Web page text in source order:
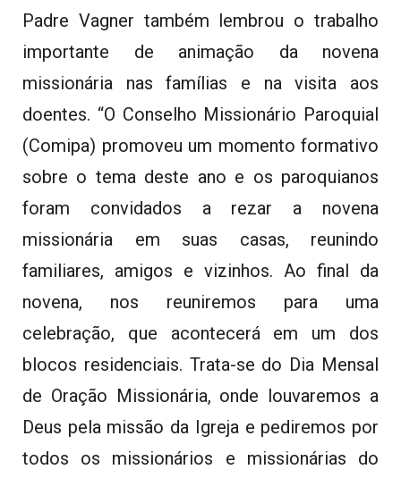
Padre Vagner também lembrou o trabalho
importante de animação da novena
missionária nas famílias e na visita aos
doentes. “O Conselho Missionário Paroquial
(Comipa) promoveu um momento formativo
sobre o tema deste ano e os paroquianos
foram convidados a rezar a novena
missionária em suas casas, reunindo
familiares, amigos e vizinhos. Ao final da
novena, nos reuniremos para uma
celebração, que acontecerá em um dos
blocos residenciais. Trata-se do Dia Mensal
de Oração Missionária, onde louvaremos a
Deus pela missão da Igreja e pediremos por
todos os missionários e missionárias do